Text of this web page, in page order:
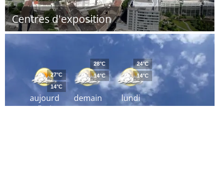
Centres d'exposition
aujourd
´hui
27°C
14°C
demain
28°C
14°C
lundi
24°C
14°C